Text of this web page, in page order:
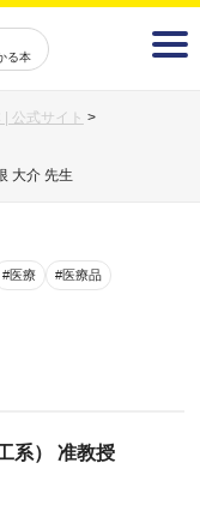
る本
公式サイト >
大介 先生
#医療 #医療品
系） 准教授